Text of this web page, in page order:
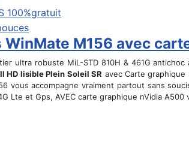
100%gratuit
M156 avec
ultra robuste MiL-STD 810H & 461G
HD lisible Plein Soleil SR avec Carte
vous accompagne vraiment partout sans
Lte et Gps, AVEC carte graphique nVidia A500